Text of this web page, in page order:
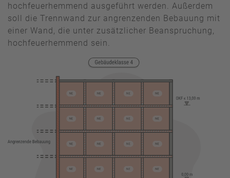
hochfeuerhemmend ausgeführt werden. Außerdem
soll die Trennwand zur angrenzenden Bebauung mit
einer Wand, die unter zusätzlicher Beanspruchung,
hochfeuerhemmend sein.